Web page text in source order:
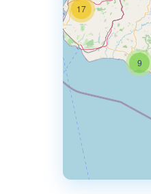
17
9